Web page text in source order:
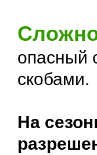
опасный
скобами.
На